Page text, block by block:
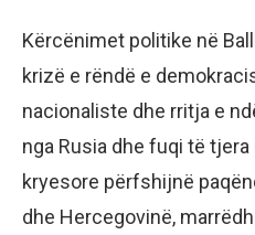
Kërcënimet politike në
krizë e rëndë e
nacionaliste dhe rritja e
nga Rusia dhe fuqi të
kryesore përfshijnë
dhe Hercegovinë,